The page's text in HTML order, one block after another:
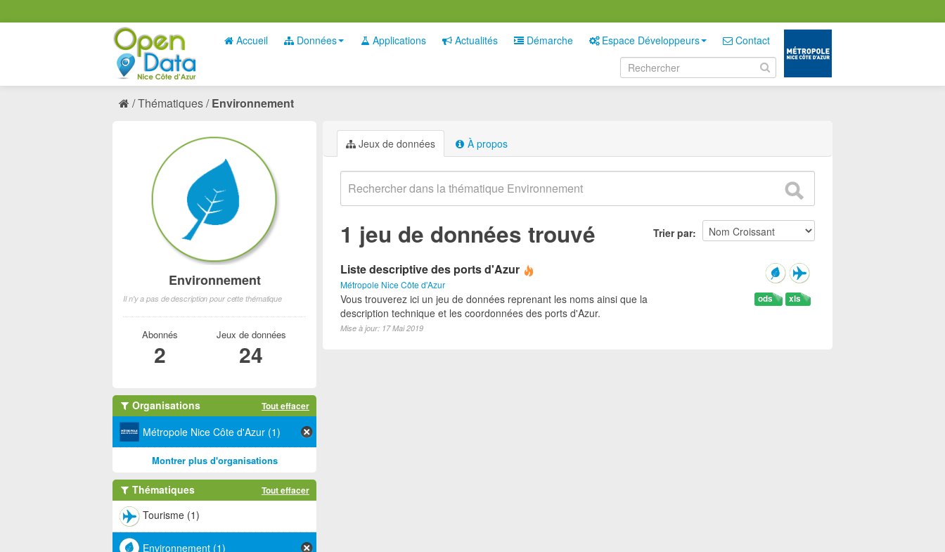
Accueil Données Applications Actualités Démarche Espace Développeurs Contact
Thématiques Environnement
Jeux de données À propos
Trier par
1 jeu de données trouvé
Liste descriptive des ports d'Azur
Métropole Nice Côte d'Azur
xls
ods
Vous trouverez ici un jeu de données reprenant les noms ainsi que la
description technique et les coordonnées des ports d'Azur.
Mise à jour: 17 Mai 2019
Environnement
Il n'y a pas de description pour cette thématique
Abonnés
2
Jeux de données
24
Organisations Tout effacer
Métropole Nice Côte d'Azur (1)
Montrer plus d'organisations
Thématiques Tout effacer
Tourisme (1)
Environnement (1)